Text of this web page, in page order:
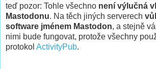
teď pozor: Tohle všechno není výlučná
Mastodonu. Na těch jiných serverech
software jménem Mastodon, a stejně
nimi bude fungovat, protože všechny
protokol ActivityPub.